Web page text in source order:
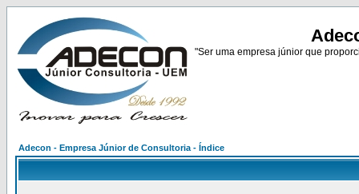
"Ser uma empresa júnior que
Adecon - Empresa Júnior de Consultoria - Índice